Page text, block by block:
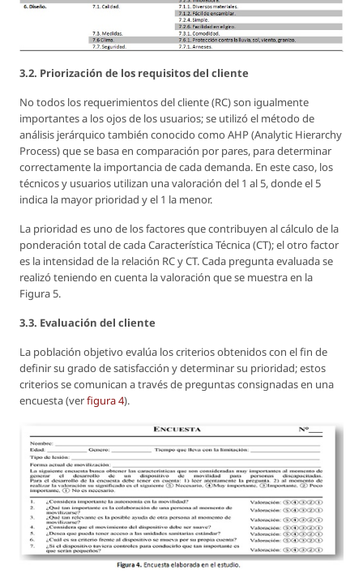
3.2. Priorización de los requisitos del cliente
No todos los requerimientos del cliente (RC) son igualmente
importantes a los ojos de los usuarios; se utilizó el método de
análisis jerárquico también conocido como AHP (Analytic Hierarchy
Process) que se basa en comparación por pares, para determinar
correctamente la importancia de cada demanda. En este caso, los
técnicos y usuarios utilizan una valoración del 1 al 5, donde el 5
indica la mayor prioridad y el 1 la menor.
La prioridad es uno de los factores que contribuyen al cálculo de la
ponderación total de cada Característica Técnica (CT); el otro factor
es la intensidad de la relación RC y CT. Cada pregunta evaluada se
realizó teniendo en cuenta la valoración que se muestra en la
Figura 5.
3.3. Evaluación del cliente
La población objetivo evalúa los criterios obtenidos con el fin de
definir su grado de satisfacción y determinar su prioridad; estos
criterios se comunican a través de preguntas consignadas en una
encuesta (verfigura 4).